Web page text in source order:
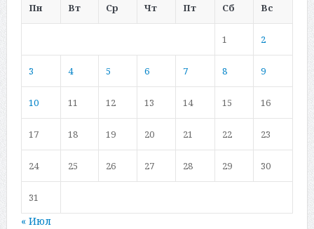
Пн
Вт Ср Чт Пт Сб Вс
1 2
3 4 5 6 7 8 9
10 11 12 13 14 15 16
17 18 19 20 21 22 23
24 25 26 27 28 29 30
31
« Июл